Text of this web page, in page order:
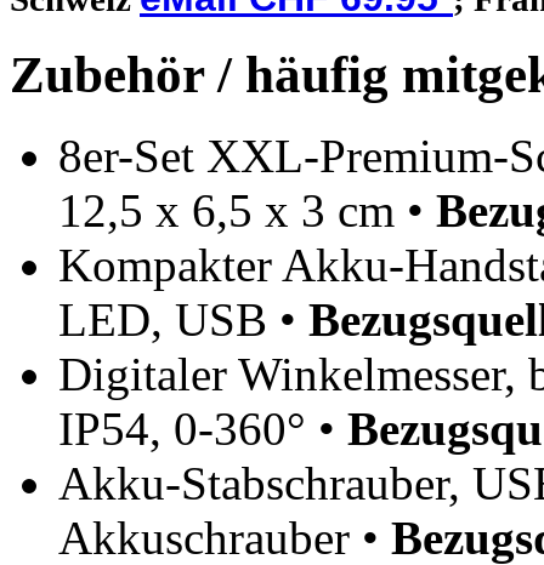
Zubehör / häufig
8er-Set XXL-Premium-
12,5 x 6,5 x 3 cm •
Kompakter Akku-
LED, USB •
Digitaler Winkelmesser,
IP54, 0-360° •
Akku-Stabschrauber,
Akkuschrauber •